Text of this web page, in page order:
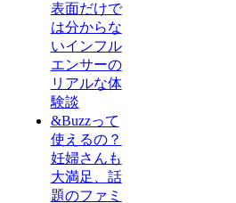
表面だけで
は分からな
いインフル
エンサーの
リアルな体
験談
&Buzzって
使えるの？
妊婦さんも
大満足、話
題のファミ